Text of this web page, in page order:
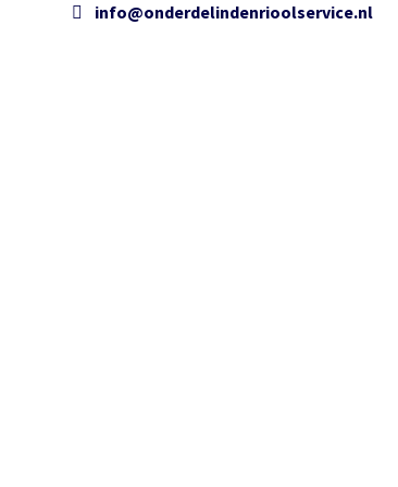
info@onderdelindenrioolservice.nl